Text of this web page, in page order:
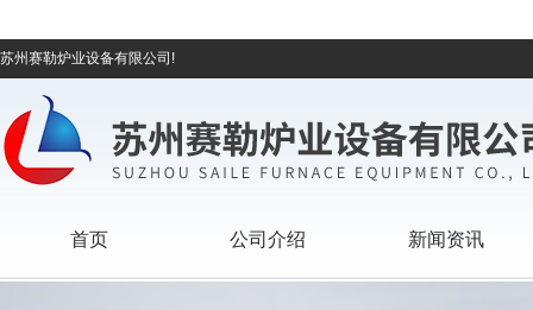
苏州赛勒炉业设备有限公司!
首页 公司介绍 新闻资讯